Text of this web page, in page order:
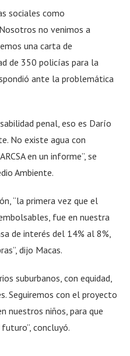
sociales como
no venimos a
una carta de
de 350 policías para la
ante la problemática
penal, eso es Darío
No existe agua con
en un informe”, se
Ambiente.
“la primera vez que el
fue en nuestra
de interés del 14% al 8%,
dijo Macas.
suburbanos, con equidad,
Seguiremos con el proyecto
nuestros niños, para que
concluyó.